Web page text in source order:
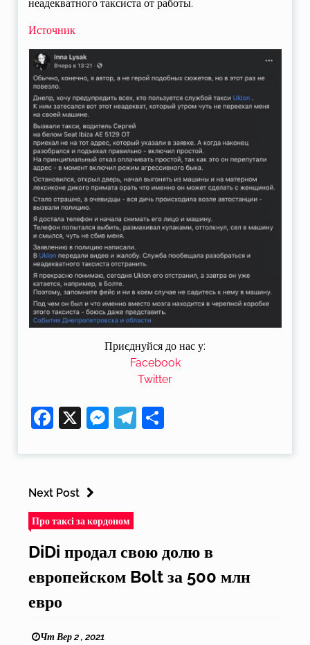
неадекватного таксиста от работы.
Источник
Facebook
X Messenger
Telegram
Приєднуйся до нас у:
Facebook
Twitter
Next Post
Про таксі за кордоном
DiDi продал свою долю в
европейском Bolt за 500 млн
евро
Чт Вер 2 , 2021